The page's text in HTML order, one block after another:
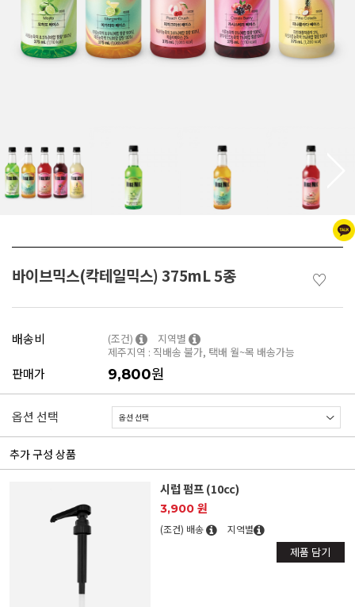
바이브믹스(칵테일믹스) 375mL 5종 ♡
배송비 (조건)
지역별
제주지역 : 직배송 불가, 택배 월~목 배송가능
판매가 9,800원
옵션 선택
추가 구성 상품
시럽 펌프 (10cc)
3,900 원
(조건) 배송 지역별
제품 담기